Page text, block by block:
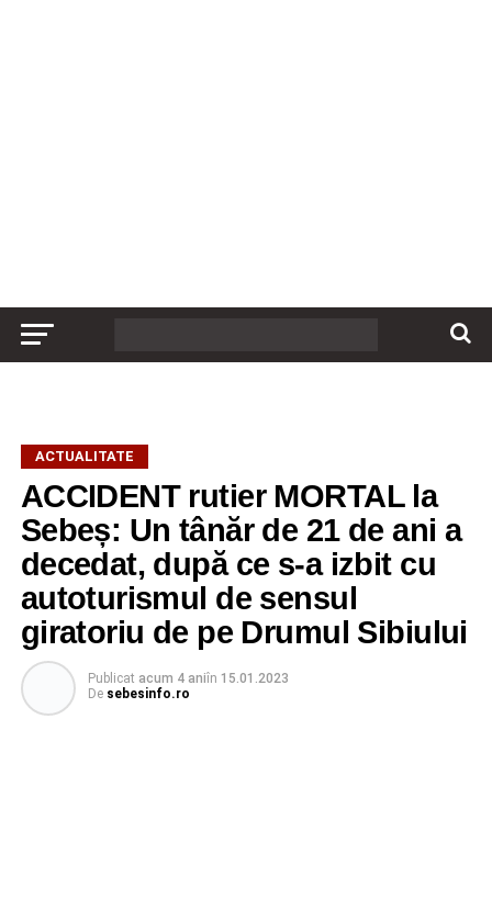
ACTUALITATE
ACCIDENT rutier MORTAL la
Sebeș: Un tânăr de 21 de ani a
decedat, după ce s-a izbit cu
autoturismul de sensul
giratoriu de pe Drumul Sibiului
Publicat acum 4 aniîn 15.01.2023
De sebesinfo.ro